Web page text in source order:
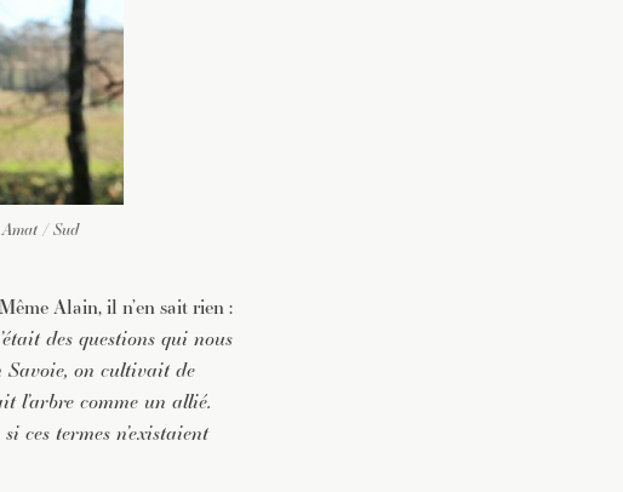
/ Sud
Alain, il n’en sait rien :
des questions qui nous
Savoie, on cultivait de
l’arbre comme un allié.
ces termes n’existaient